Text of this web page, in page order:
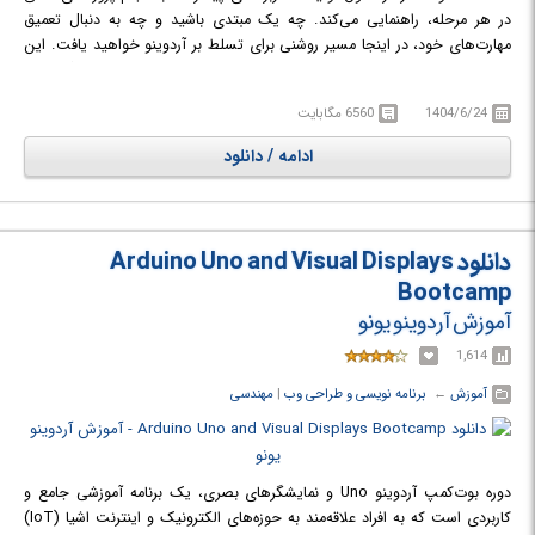
در هر مرحله، راهنمایی می‌کند. چه یک مبتدی باشید و چه به دنبال تعمیق
مهارت‌های خود، در اینجا مسیر روشنی برای تسلط بر آردوینو خواهید یافت. این
تقویت تدریجی تخصص شما طراحی شده‌اند
در دوره آموزشی Complete Arduino Masterclass Real-World Projects با
برنامه‌نویسی و ساخت پروژه‌های مختلف آردوینو آشنا خواهید شد.
1404/6/24 6560 مگابایت
ادامه / دانلود
دانلود Arduino Uno and Visual Displays
Bootcamp
آموزش آردوینو یونو
1,614
آموزش ← ‏ برنامه نویسی و طراحی وب ‏| مهندسی
دوره بوت‌کمپ آردوینو Uno و نمایشگرهای بصری، یک برنامه آموزشی جامع و
کاربردی است که به افراد علاقه‌مند به حوزه‌های الکترونیک و اینترنت اشیا (IoT)